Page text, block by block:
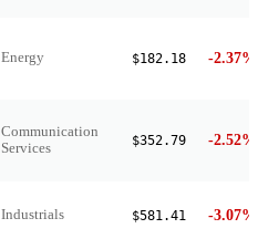
Energy $182.18 -2.37%
Communication
Services
$352.79 -2.52%
Industrials $581.41 -3.07%